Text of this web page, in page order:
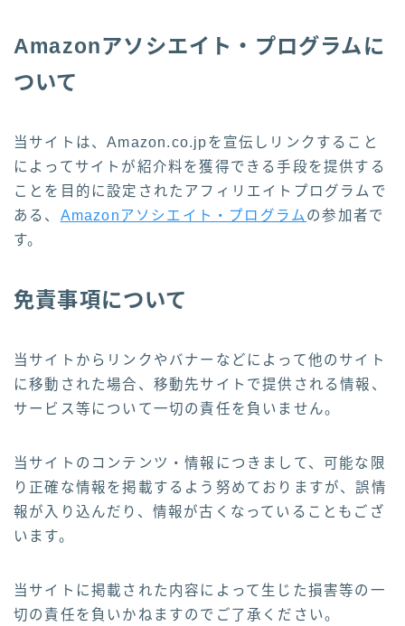
Amazonアソシエイト・プログラムに
ついて
当サイトは、Amazon.co.jpを宣伝しリンクすること
によってサイトが紹介料を獲得できる手段を提供する
ことを目的に設定されたアフィリエイトプログラムで
ある、 Amazonアソシエイト・プログラム の参加者で
す。
免責事項について
当サイトからリンクやバナーなどによって他のサイト
に移動された場合、移動先サイトで提供される情報、
サービス等について一切の責任を負いません。
当サイトのコンテンツ・情報につきまして、可能な限
り正確な情報を掲載するよう努めておりますが、誤情
報が入り込んだり、情報が古くなっていることもござ
います。
当サイトに掲載された内容によって生じた損害等の一
切の責任を負いかねますのでご了承ください。